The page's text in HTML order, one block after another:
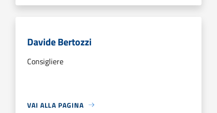
Davide Bertozzi
Consigliere
VAI ALLA PAGINA